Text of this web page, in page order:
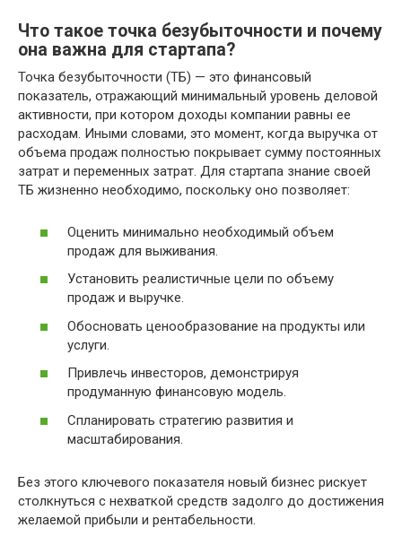
Что такое точка безубыточности и почему
она важна для стартапа?
Точка безубыточности (ТБ) — это финансовый
показатель, отражающий минимальный уровень деловой
активности, при котором доходы компании равны ее
расходам. Иными словами, это момент, когда выручка от
объема продаж полностью покрывает сумму постоянных
затрат и переменных затрат. Для стартапа знание своей
ТБ жизненно необходимо, поскольку оно позволяет:
Оценить минимально необходимый объем
продаж для выживания.
Установить реалистичные цели по объему
продаж и выручке.
Обосновать ценообразование на продукты или
услуги.
Привлечь инвесторов, демонстрируя
продуманную финансовую модель.
Спланировать стратегию развития и
масштабирования.
Без этого ключевого показателя новый бизнес рискует
столкнуться с нехваткой средств задолго до достижения
желаемой прибыли и рентабельности.